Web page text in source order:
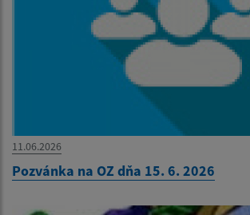
11.06.2026
Pozvánka na OZ dňa 15. 6. 2026